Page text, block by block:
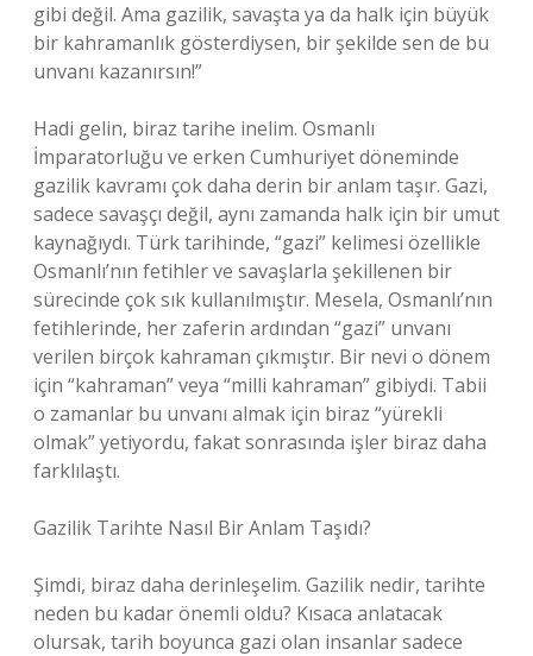
gibi değil. Ama gazilik, savaşta ya da halk için büyük
bir kahramanlık gösterdiysen, bir şekilde sen de bu
unvanı kazanırsın!”
Hadi gelin, biraz tarihe inelim. Osmanlı
İmparatorluğu ve erken Cumhuriyet döneminde
gazilik kavramı çok daha derin bir anlam taşır. Gazi,
sadece savaşçı değil, aynı zamanda halk için bir umut
kaynağıydı. Türk tarihinde, “gazi” kelimesi özellikle
Osmanlı’nın fetihler ve savaşlarla şekillenen bir
sürecinde çok sık kullanılmıştır. Mesela, Osmanlı’nın
fetihlerinde, her zaferin ardından “gazi” unvanı
verilen birçok kahraman çıkmıştır. Bir nevi o dönem
için “kahraman” veya “milli kahraman” gibiydi. Tabii
o zamanlar bu unvanı almak için biraz “yürekli
olmak” yetiyordu, fakat sonrasında işler biraz daha
farklılaştı.
Gazilik Tarihte Nasıl Bir Anlam Taşıdı?
Şimdi, biraz daha derinleşelim. Gazilik nedir, tarihte
neden bu kadar önemli oldu? Kısaca anlatacak
olursak, tarih boyunca gazi olan insanlar sadece